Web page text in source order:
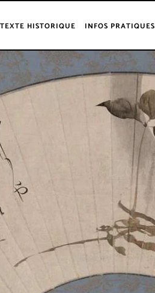
HISTORIQUE INFOS PRATIQUES